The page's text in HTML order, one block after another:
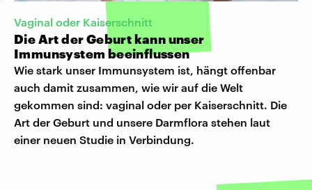
Vaginal oder Kaiserschnitt
Die Art der Geburt kann unser
Immunsystem beeinflussen
Wie stark unser Immunsystem ist, hängt offenbar
auch damit zusammen, wie wir auf die Welt
gekommen sind: vaginal oder per Kaiserschnitt. Die
Art der Geburt und unsere Darmflora stehen laut
einer neuen Studie in Verbindung.